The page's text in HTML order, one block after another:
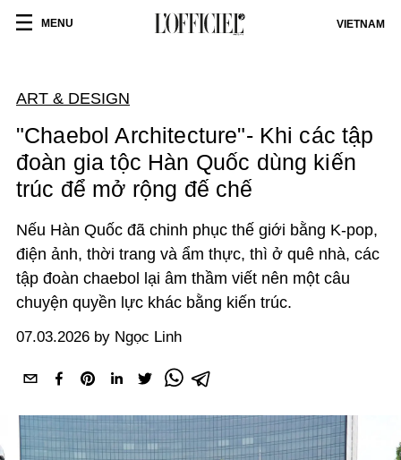
MENU VIETNAM
ART & DESIGN
"Chaebol Architecture"- Khi các tập
đoàn gia tộc Hàn Quốc dùng kiến
trúc để mở rộng đế chế
Nếu Hàn Quốc đã chinh phục thế giới bằng K-pop,
điện ảnh, thời trang và ẩm thực, thì ở quê nhà, các
tập đoàn chaebol lại âm thầm viết nên một câu
chuyện quyền lực khác bằng kiến trúc.
07.03.2026 by Ngọc Linh